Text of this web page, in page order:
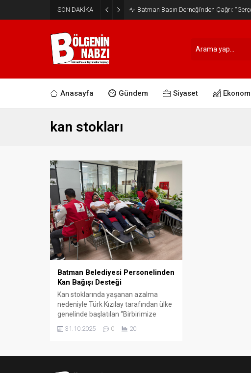
SON DAKİKA Batman Basın Derneği’nden Çağrı:
Anasayfa Gündem Siyaset
kan stokları
Batman Belediyesi Personelinden
Kan Bağışı Desteği
Kan stoklarında yaşanan azalma
nedeniyle Türk Kızılay tarafından ülke
genelinde başlatılan “Birbirimize
kampanyasına, Batman Valiliği
31.10.2025 0 20